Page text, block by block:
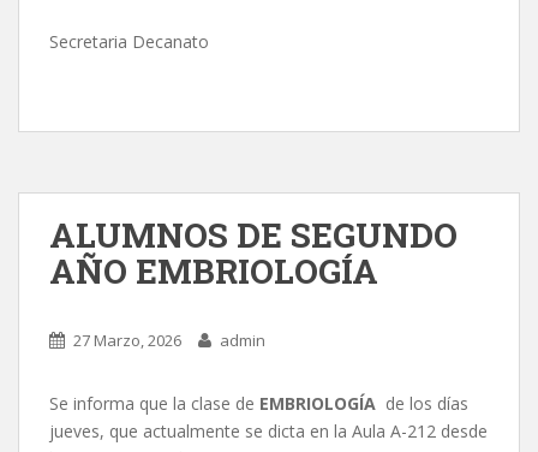
Secretaria Decanato
ALUMNOS DE SEGUNDO
AÑO EMBRIOLOGÍA
27 Marzo, 2026 admin
Se informa que la clase de EMBRIOLOGÍA de los días
jueves, que actualmente se dicta en la Aula A-212 desde